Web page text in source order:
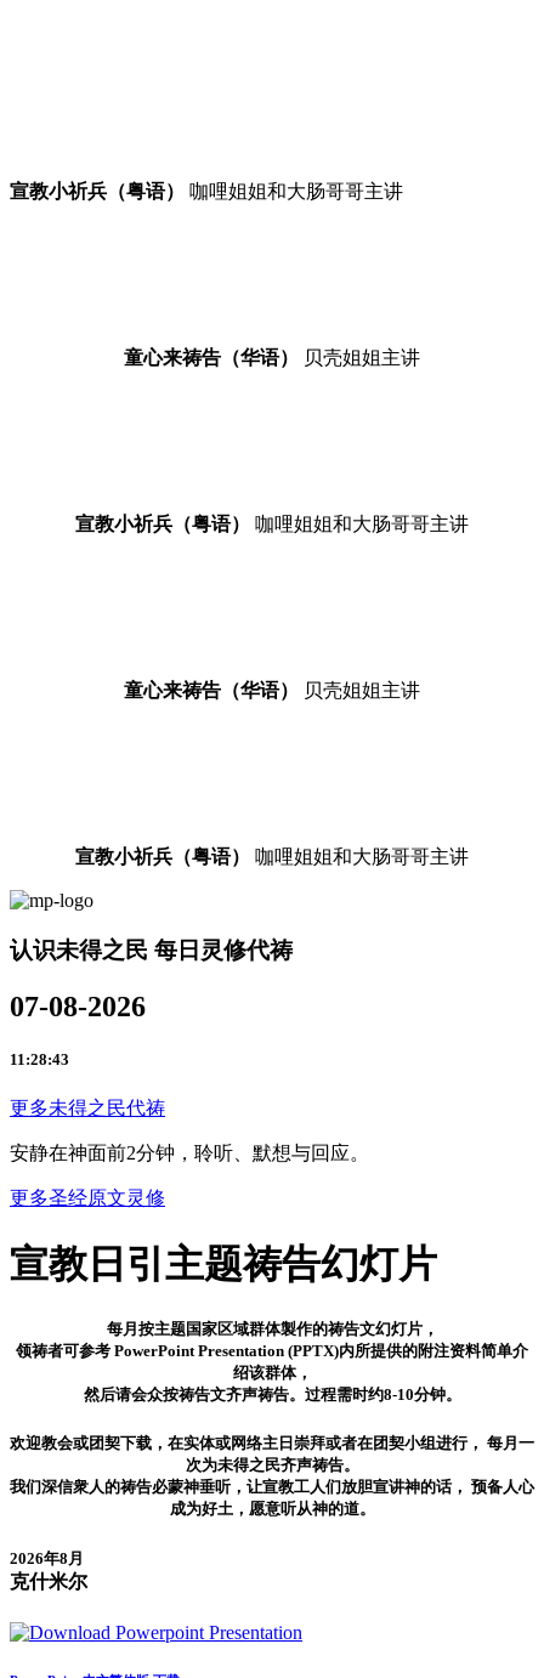
宣教小祈兵（粤语） 咖哩姐姐和大肠哥哥主讲
童心来祷告（华语） 贝壳姐姐主讲
宣教小祈兵（粤语） 咖哩姐姐和大肠哥哥主讲
童心来祷告（华语） 贝壳姐姐主讲
宣教小祈兵（粤语） 咖哩姐姐和大肠哥哥主讲
认识未得之民 每日灵修代祷
07-08-2026
11:28:43
更多未得之民代祷
安静在神面前2分钟，聆听、默想与回应。
更多圣经原文灵修
宣教日引 主题祷告幻灯片
每月按主题国家区域群体製作的祷告文幻灯片，
领祷者可参考 PowerPoint Presentation (PPTX)内所提供的附注资料简单介
绍该群体，
然后请会众按祷告文齐声祷告。过程需时约8-10分钟。
欢迎教会或团契下载，在实体或网络主日崇拜或者在团契小组进行， 每月一
次为未得之民齐声祷告。
我们深信衆人的祷告必蒙神垂听，让宣教工人们放胆宣讲神的话， 预备人心
成为好土，愿意听从神的道。
2026年8月
克什米尔